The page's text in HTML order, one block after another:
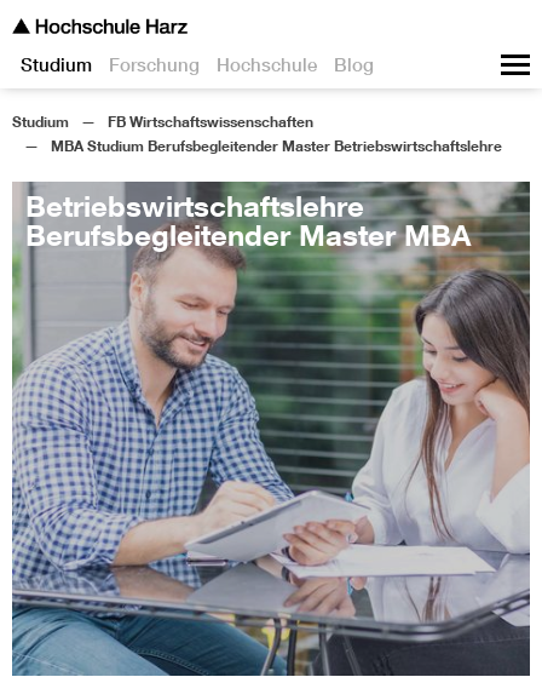
Studium Forschung Hochschule Blog
Studium
FB Wirtschaftswissenschaften
MBA Studium Berufsbegleitender Master Betriebswirtschaftslehre
Betriebswirtschaftslehre
Berufsbegleitender Master MBA